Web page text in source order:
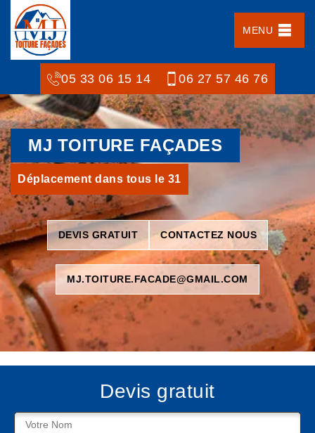
MENU
05 33 06 15 14 06 27 57 46 76
MJ TOITURE FAÇADES
Déplacement dans tous le 31
DEVIS GRATUIT CONTACTEZ NOUS
MJ.TOITURE.FACADE@GMAIL.COM
Devis gratuit